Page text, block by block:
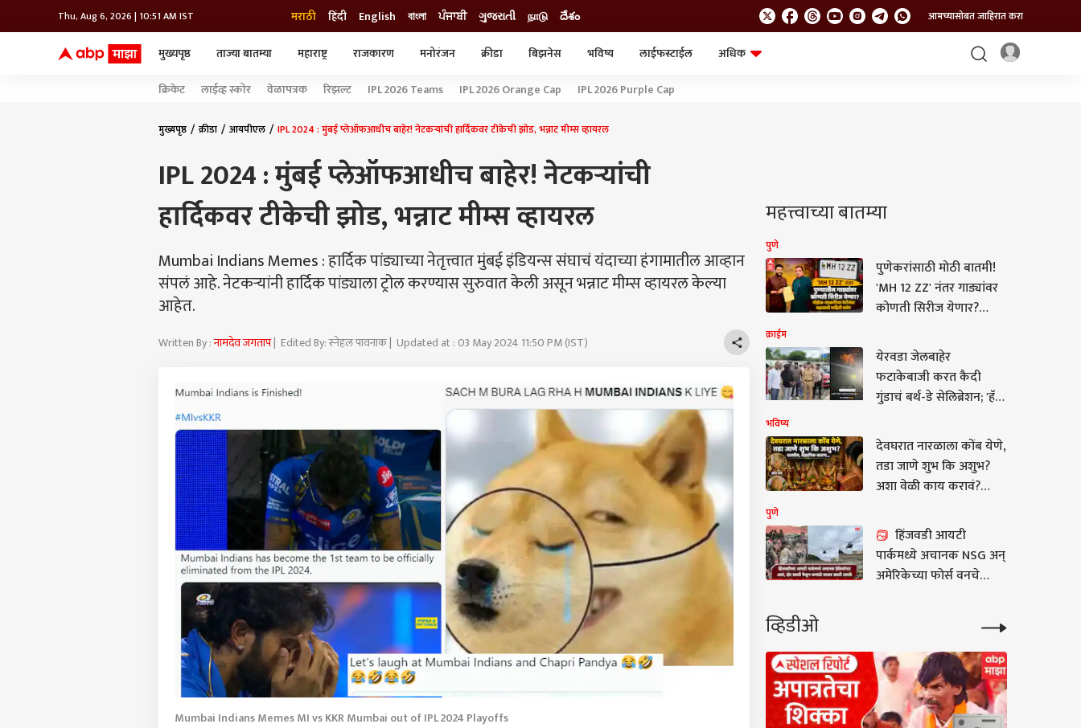
Thu, Aug 6, 2026 | 10:51 AM IST मराठी हिंदी English বাংলা ਪੰਜਾਬੀ ગુજરાતી நாடு దేశం आमच्यासोबत जाहिरात करा
मुख्यपृष्ठ ताज्या बातम्या महाराष्ट्र राजकारण मनोरंजन क्रीडा बिझनेस भविष्य लाईफस्टाईल
अधिक
टेलिव्हिजन विश्व ट्रेडिंग
क्रिकेट लाईव्ह स्कोर वेळापत्रक रिझल्ट IPL 2026 Teams IPL 2026 Orange Cap IPL 2026 Purple Cap
मुख्यपृष्ठ क्रीडा आयपीएल IPL 2024 : मुंबई प्लेऑफआधीच बाहेर! नेटकऱ्यांची हार्दिकवर टीकेची झोड, भन्नाट मीम्स व्हायरल
IPL 2024 : मुंबई प्लेऑफआधीच बाहेर! नेटकऱ्यांची
हार्दिकवर टीकेची झोड, भन्नाट मीम्स व्हायरल
Mumbai Indians Memes : हार्दिक पांड्याच्या नेतृत्त्वात मुंबई इंडियन्स संघाचं यंदाच्या हंगामातील आव्हान
संपलं आहे. नेटकऱ्यांनी हार्दिक पांड्याला ट्रोल करण्यास सुरुवात केली असून भन्नाट मीम्स व्हायरल केल्या
आहेत.
Written By :नामदेव जगताप| Edited By: स्नेहल पावनाक | Updated at : 03 May 2024 11:50 PM (IST)
Mumbai Indians Memes MI vs KKR Mumbai out of IPL 2024 Playoffs
महत्त्वाच्या बातम्या
पुणे
पुणेकरांसाठी मोठी बातमी!
'MH 12 ZZ' नंतर गाड्यांवर
कोणती सिरीज येणार?
गडकरींच्या भेटीनंतर
महत्त्वाची माहिती समोर
क्राईम
येरवडा जेलबाहेर
फटाकेबाजी करत कैदी
गुंडाचं बर्थ-डे सेलिब्रेशन; 'हॅपी
सोशल मीडियावर व्हिडिओ;
पोलिसांनी खाकीचा हिसका
दाखवला अन्...
भविष्य
देवघरात नारळाला कोंब येणे,
तडा जाणे शुभ कि अशुभ?
अशा वेळी काय करावं?
जाणून घ्या..
पुणे
हिंजवडी आयटी
पार्कमध्ये अचानक NSG अन्
अमेरिकेच्या फोर्स वनचे
व्हिडीओ